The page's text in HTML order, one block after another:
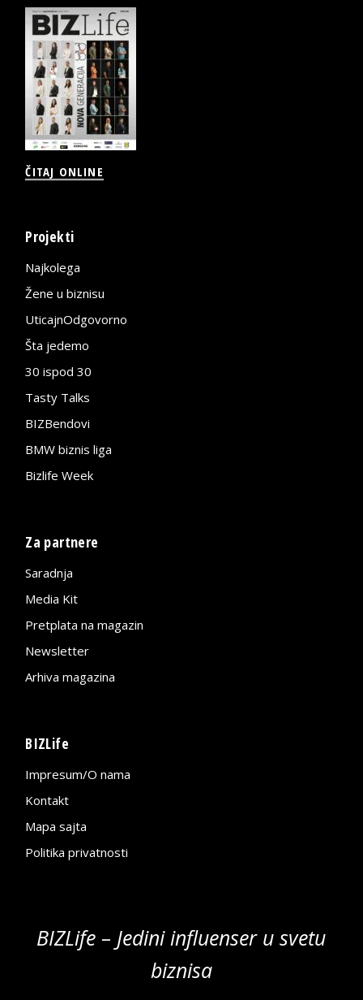
ČITAJ ONLINE
Projekti
Najkolega
Žene u biznisu
UticajnOdgovorno
Šta jedemo
30 ispod 30
Tasty Talks
BIZBendovi
BMW biznis liga
Bizlife Week
Za partnere
Saradnja
Media Kit
Pretplata na magazin
Newsletter
Arhiva magazina
BIZLife
Impresum/O nama
Kontakt
Mapa sajta
Politika privatnosti
BIZLife – Jedini influenser u svetu
biznisa